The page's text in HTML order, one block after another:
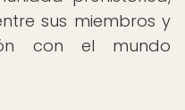
sus miembros y
con el mundo